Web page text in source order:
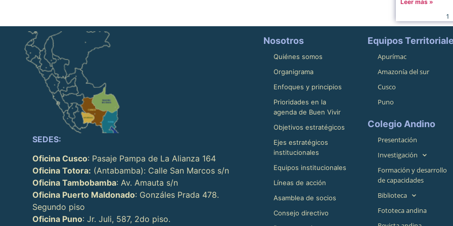
Leer más »
1
SEDES:
Oficina Cusco: Pasaje Pampa de La Alianza 164
Oficina Totora: (Antabamba): Calle San Marcos s/n
Oficina Tambobamba: Av. Amauta s/n
Oficina Puerto Maldonado: Gonzáles Prada 478.
Segundo piso
Oficina Puno: Jr. Juli, 587, 2do piso.
Nosotros
Quiénes somos
Organigrama
Enfoques y principios
Prioridades en la
agenda de Buen Vivir
Objetivos estratégicos
Ejes estratégicos
institucionales
Equipos institucionales
Líneas de acción
Asamblea de socios
Consejo directivo
Equipos
Apurímac
Amazonía del sur
Cusco
Puno
Colegio Andino
Presentación
Investigación
Formación y desarrollo
de capacidades
Biblioteca
Fototeca andina